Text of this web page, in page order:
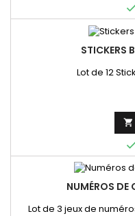
STICKERS
Lot de 12

NUMÉROS DE
Lot de 3 jeux de